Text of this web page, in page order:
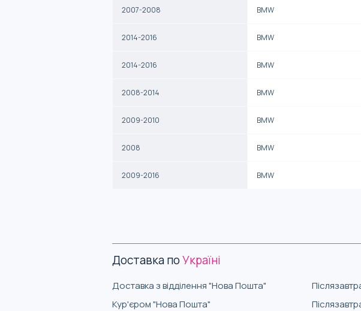
2007-2008 BMW
2014-2016 BMW
2014-2016 BMW
2008-2014 BMW
2009-2010 BMW
2008 BMW
2009-2016 BMW
Доставка поУкраїні
Доставка з відділення "Нова Пошта"
Кур'єром "Нова Пошта"